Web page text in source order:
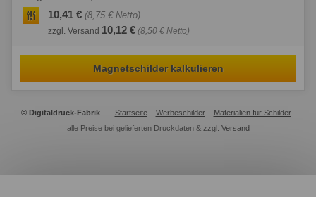
10,41 € (8,75 € Netto)
zzgl. Versand 10,12 € (8,50 € Netto)
Magnetschilder kalkulieren
© Digitaldruck-Fabrik Startseite Werbeschilder
Materialien für Schilder
alle Preise bei gelieferten Druckdaten & zzgl. Versand